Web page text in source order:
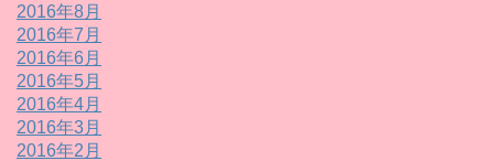
2016年8月
2016年7月
2016年6月
2016年5月
2016年4月
2016年3月
2016年2月